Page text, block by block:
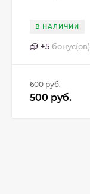
В НАЛИЧИИ
+5 бонус(ов)
600руб.
500 руб.